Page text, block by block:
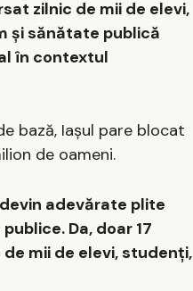
zilnic de mii de elevi,
și sănătate publică
în contextul
bază, Iașul pare blocat
de oameni.
adevărate plite
Da, doar 17
mii de elevi, studenți,